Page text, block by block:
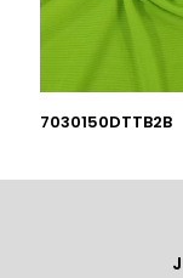
7030150DTTB2B